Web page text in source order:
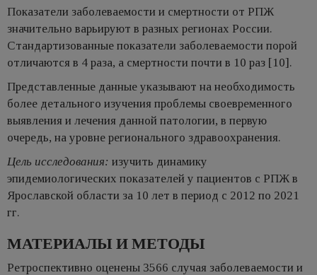
Показатели заболеваемости и смертности от РПЖ
значительно варьируют в разных регионах России.
Стандартизованные показатели заболеваемости порой
отличаются в 4 раза, а смертности почти в 10 раз [10].
Представленные данные указывают на необходимость
более детального изучения проблемы своевременного
выявления и лечения данной патологии, в первую
очередь, на уровне регионального здравоохранения.
Цель исследования: изучить динамику
эпидемиологических показателей у пациентов с РПЖ в
Ярославской области за 10 лет в период с 2012 по 2021
гг.
МАТЕРИАЛЫ И МЕТОДЫ
Ретроспективно оценены 3566 случая заболеваемости и